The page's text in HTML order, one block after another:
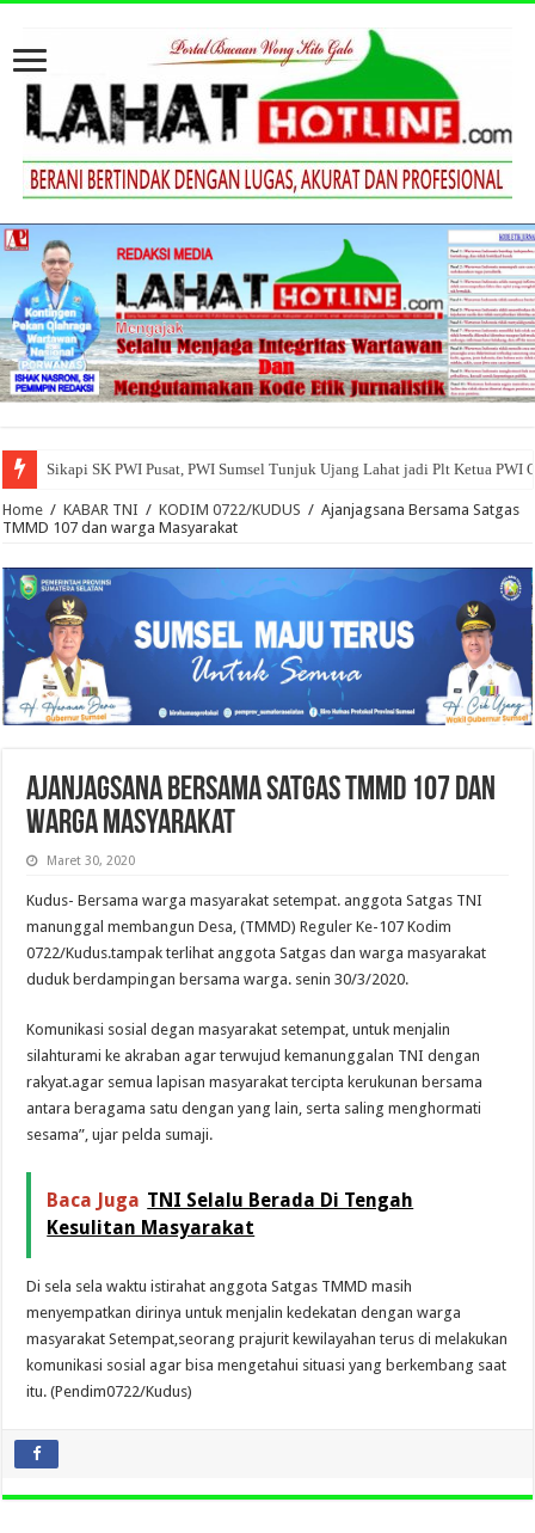
Sikapi SK PWI Pusat, PWI Sumsel Tunjuk Ujang Lahat jadi Plt Ketua PWI
Home / KABAR TNI / KODIM 0722/KUDUS / Ajanjagsana Bersama Satgas
TMMD 107 dan warga Masyarakat
Ajanjagsana Bersama Satgas TMMD 107 dan
warga Masyarakat
Maret 30, 2020
Kudus- Bersama warga masyarakat setempat. anggota Satgas TNI
manunggal membangun Desa, (TMMD) Reguler Ke-107 Kodim
0722/Kudus.tampak terlihat anggota Satgas dan warga masyarakat
duduk berdampingan bersama warga. senin 30/3/2020.
Komunikasi sosial degan masyarakat setempat, untuk menjalin
silahturami ke akraban agar terwujud kemanunggalan TNI dengan
rakyat.agar semua lapisan masyarakat tercipta kerukunan bersama
antara beragama satu dengan yang lain, serta saling menghormati
sesama”, ujar pelda sumaji.
Baca Juga TNI Selalu Berada Di Tengah
Kesulitan Masyarakat
Di sela sela waktu istirahat anggota Satgas TMMD masih
menyempatkan dirinya untuk menjalin kedekatan dengan warga
masyarakat Setempat,seorang prajurit kewilayahan terus di melakukan
komunikasi sosial agar bisa mengetahui situasi yang berkembang saat
itu. (Pendim0722/Kudus)